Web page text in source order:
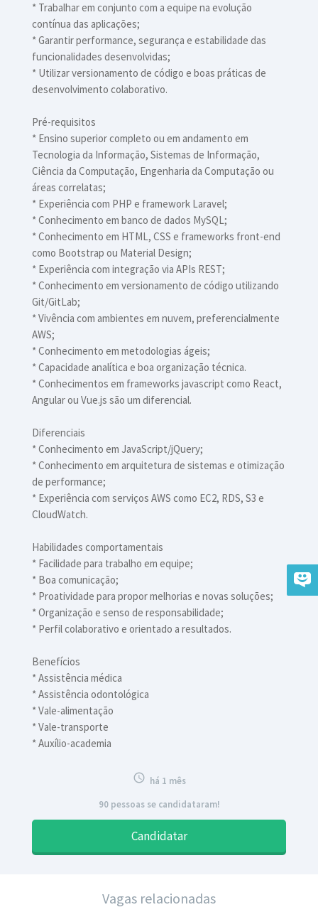
* Trabalhar em conjunto com a equipe na evolução
contínua das aplicações;
* Garantir performance, segurança e estabilidade das
funcionalidades desenvolvidas;
* Utilizar versionamento de código e boas práticas de
desenvolvimento colaborativo.
Pré-requisitos
* Ensino superior completo ou em andamento em
Tecnologia da Informação, Sistemas de Informação,
Ciência da Computação, Engenharia da Computação ou
áreas correlatas;
* Experiência com PHP e framework Laravel;
* Conhecimento em banco de dados MySQL;
* Conhecimento em HTML, CSS e frameworks front-end
como Bootstrap ou Material Design;
* Experiência com integração via APIs REST;
* Conhecimento em versionamento de código utilizando
Git/GitLab;
* Vivência com ambientes em nuvem, preferencialmente
AWS;
* Conhecimento em metodologias ágeis;
* Capacidade analítica e boa organização técnica.
* Conhecimentos em frameworks javascript como React,
Angular ou Vue.js são um diferencial.
Diferenciais
* Conhecimento em JavaScript/jQuery;
* Conhecimento em arquitetura de sistemas e otimização
de performance;
* Experiência com serviços AWS como EC2, RDS, S3 e
CloudWatch.
Habilidades comportamentais
* Facilidade para trabalho em equipe;
* Boa comunicação;
* Proatividade para propor melhorias e novas soluções;
* Organização e senso de responsabilidade;
* Perfil colaborativo e orientado a resultados.
Benefícios
* Assistência médica
* Assistência odontológica
* Vale-alimentação
* Vale-transporte
* Auxílio-academia
 há 1 mês
90 pessoas se candidataram!
Candidatar
Vagas relacionadas